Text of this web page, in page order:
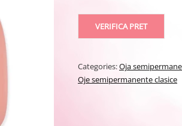
VERIFICA PRET
Categories:Oja
Oje semipermanente clasice